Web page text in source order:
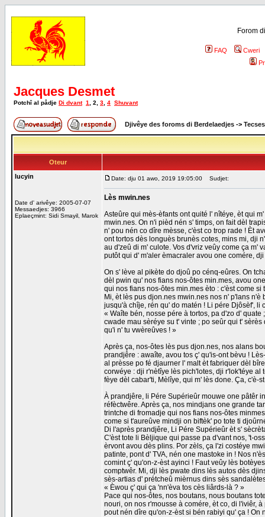
Forom
FAQ
Cweri
Jacques Desmet
Potchî al pådje Di dvant 1 2 3 4 Shuvant
Djivêye des foroms di Berdelaedjes ->
Oteur
lucyin
Date d' arivêye: 2005-07-07
Messaedjes: 3966
Eplaeçmint: Sidi Smayil, Marok
Date: dju 01 awo, 2019 19:05:00 Sudjet:
Lès mwin.nes
Asteûre qui mès-èfants ont quité l' nîtéye, èt qui
mwin.nes. On n'i pièd nén s' timps, on fait dèl
n' pou nén co dîre mèsse, c'èst co trop rade ! Èt
ont tortos dès longuès brunès cotes, mins mi, dji
au d'zeû di m' culote. Vos d'vriz veûy come ça m'
putôt qui d' m'aler èmacraler avou one comére,
On s' lève al pikète do djoû po cénq-eûres. On
dèl pwin qu' nos fians nos-ôtes min.mes, avou
qui nos fians nos-ôtes min.mes èto : c'èst come
Mi, èt lès pus djon.nes mwin.nes nos n' p'lans
jusqu'à chîje, rén qu' do matén ! Li pére Djôsèf', li
« Waîte bén, nosse pére à tortos, pa d'zo d'
cwade mau sèréye su t' vinte ; po seûr qui t'
qu'i n' tu vwèreûves ! »
Après ça, nos-ôtes lès pus djon.nes, nos alans
prandjêre : awaîte, avou tos ç' qu'is-ont bèvu !
al prèsse po fé djaurner l' malt èt fabriquer dèl
corwéye : dji r'nètîye lès pich'lotes, dji r'lok'téye
fèye dèl cabar'ti, Mèlîye, qui m' lès done. Ça, c'è-
À prandjêre, li Pére Supérieûr mouwe one pâtêr
réfèctwêre. Après ça, nos mindjans one grande
trintche di fromadje qui nos fians nos-ôtes
come si t'aureûve mindji on biftèk' po tote ti
Di l'après prandjêre, Li Pére Supérieûr èt s'
C'èst tote li Bèljique qui passe pa d'vant nos, 't-
èrvont avou dès plins. Por zèls, ça l'zi costéye
patinte, pont d' TVA, nén one mastoke in ! Nos
comint ç' qu'on-z-èst ayinci ! Faut veûy lès
comptwêr. Mi, dji lès pwate dins lès autos dès
sès-artias d' prétcheû mièrnus dins sès
« Èwou ç' qui ça 'nn'èva tos cès liârds-là ? »
Pace qui nos-ôtes, nos boutans, nous boutans
nouri, on nos r'mousse à comére, èt co, di l'iviêr,
pout nén dîre qu'on-z-èst si bén rabiyi qu' ça !